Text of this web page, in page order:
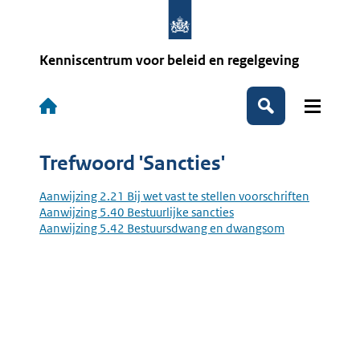
Kenniscentrum voor beleid en regelgeving
Hoofdnavigatie
Zoeken
Trefwoord 'Sancties'
Aanwijzing 2.21 Bij wet vast te stellen voorschriften
Aanwijzing 5.40 Bestuurlijke sancties
Aanwijzing 5.42 Bestuursdwang en dwangsom